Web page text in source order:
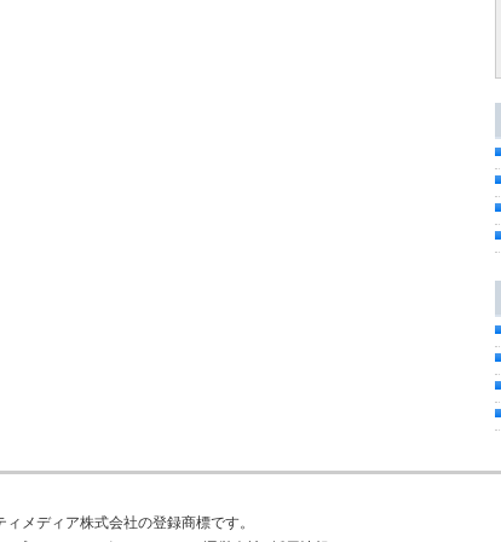
ィメディア株式会社の登録商標です。